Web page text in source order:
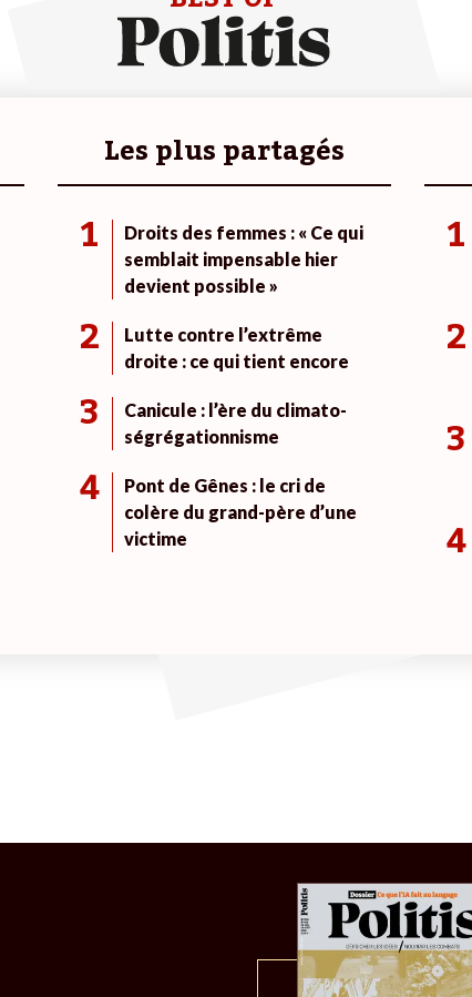
Les plus partagés
1
Droits des femmes : « Ce qui
semblait impensable hier
devient possible »
2
Lutte contre l’extrême
droite : ce qui tient encore
3
Canicule : l’ère du climato-
ségrégationnisme
4
Pont de Gênes : le cri de
colère du grand-père d’une
victime
1
2
3
4